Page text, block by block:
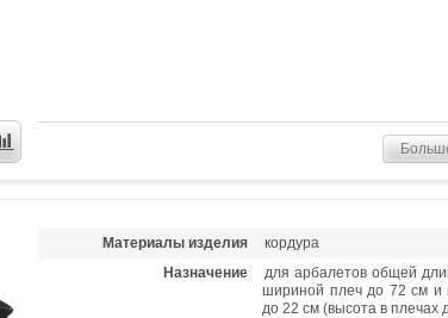
Материалы изделия
кордура
Назначение
для арбалетов общей
шириной плеч до 72 см и
до 22 см (высота в плечах